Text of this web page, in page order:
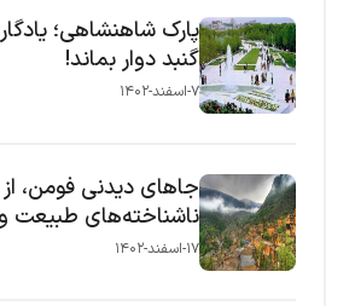
پارک شاهنشاهی؛
گنبد دوار بماند!
۷-اسفند-۱۴۰۲
جاهای دیدنی فومن،
ناشناخته‌های طبیعت و
۱۷-اسفند-۱۴۰۲